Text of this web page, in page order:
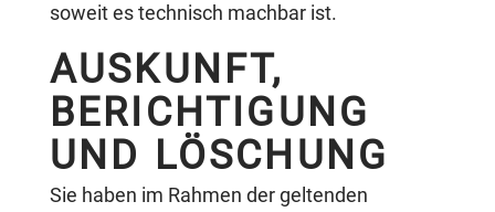
soweit es technisch machbar ist.
AUSKUNFT,
BERICHTIGUNG
UND LÖSCHUNG
Sie haben im Rahmen der geltenden